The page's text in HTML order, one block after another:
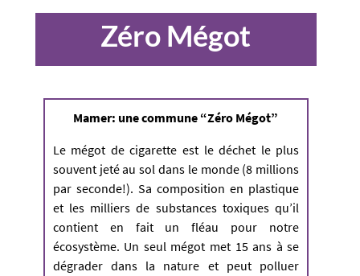
Zéro Mégot
Mamer: une commune “Zéro Mégot”
Le mégot de cigarette est le déchet le plus
souvent jeté au sol dans le monde (8 millions
par seconde!). Sa composition en plastique
et les milliers de substances toxiques qu’il
contient en fait un fléau pour notre
écosystème. Un seul mégot met 15 ans à se
dégrader dans la nature et peut polluer